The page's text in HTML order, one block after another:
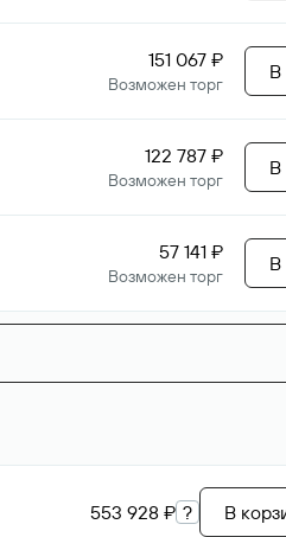
151 067 ₽
Возможен торг
В
122 787 ₽
Возможен торг
В
57 141 ₽
Возможен торг
В
553 928 ₽ ? В